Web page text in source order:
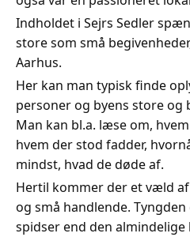
Indholdet i Sejrs Sedler
store som små
Aarhus.
Her kan man typisk finde
personer og byens store
Man kan bl.a. læse om,
hvem der stod fadder,
mindst, hvad de døde af.
Hertil kommer der et væld
og små handlende.
spidser end den